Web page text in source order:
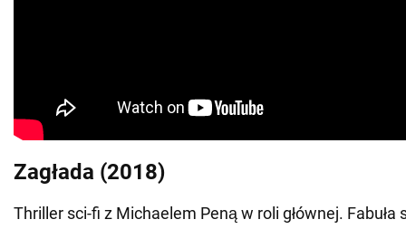
Zagłada (2018)
Thriller sci-fi z Michaelem Peną w roli głównej. Fabuła